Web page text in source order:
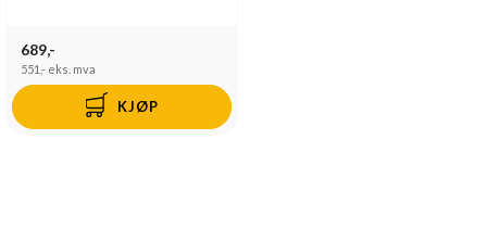
689,-
551,- eks. mva
KJØP